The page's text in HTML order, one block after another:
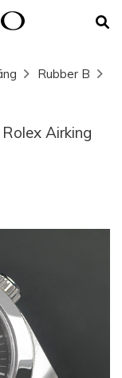
Rubber B
Airking